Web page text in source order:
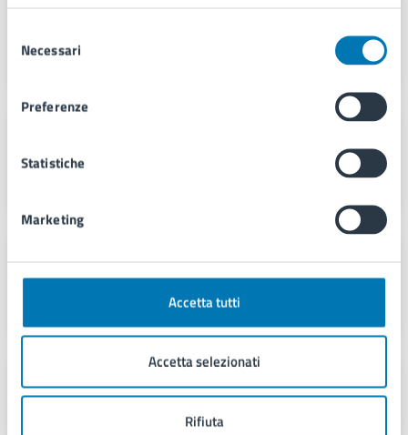
delNecessari
Preferenze
Statistiche
Marketing
Accetta tutti
Accetta selezionati
Rifiuta
Europa Verde (Presidente)
Partito Democratico (Presidente)
Consigliere della Municipalità 1 - Gruppo
Francesco De Giovanni Di Santa
Severina
Consigliere della Municipalità 1 - Gruppo De